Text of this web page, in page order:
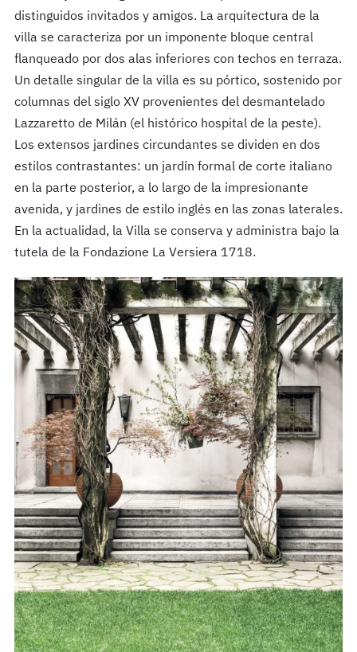
distinguidos invitados y amigos. La arquitectura de la
villa se caracteriza por un imponente bloque central
flanqueado por dos alas inferiores con techos en terraza.
Un detalle singular de la villa es su pórtico, sostenido por
columnas del siglo XV provenientes del desmantelado
Lazzaretto de Milán (el histórico hospital de la peste).
Los extensos jardines circundantes se dividen en dos
estilos contrastantes: un jardín formal de corte italiano
en la parte posterior, a lo largo de la impresionante
avenida, y jardines de estilo inglés en las zonas laterales.
En la actualidad, la Villa se conserva y administra bajo la
tutela de la Fondazione La Versiera 1718.